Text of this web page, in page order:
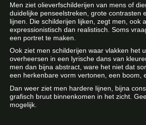
Men ziet olieverfschilderijen van mens of
duidelijke penseelstreken, grote contrasten
lijnen. Die schilderijen lijken, zegt men, ook
expressionistisch dan realistisch. Soms
een portret te maken.
Ook ziet men schilderijen waar vlakken het
overheersen in een lyrische dans van
men dan bijna abstract, ware het niet dat
een herkenbare vorm vertonen, een boom,
Dan weer ziet men hardere lijnen, bijna
grafisch bruut binnenkomen in het zicht.
mogelijk.